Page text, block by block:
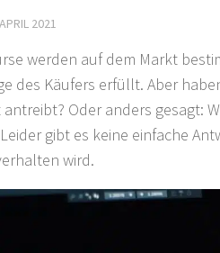
2021
werden auf dem Markt
des Käufers erfüllt. Aber
Oder anders gesagt:
gibt es keine einfache
wird.